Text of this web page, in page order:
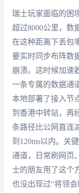
瑞士玩家面临的困
超过8000公里，数
在这种距离下丢包
要实时同步布阵数
崩溃。这时候加速
一条专属的数据通
本地部署了接入节
到香港中转站，再
条路径比公网直连
到120ms以内。关
通道，日常刷网页
士的朋友用了这个
也没出现过"将领会